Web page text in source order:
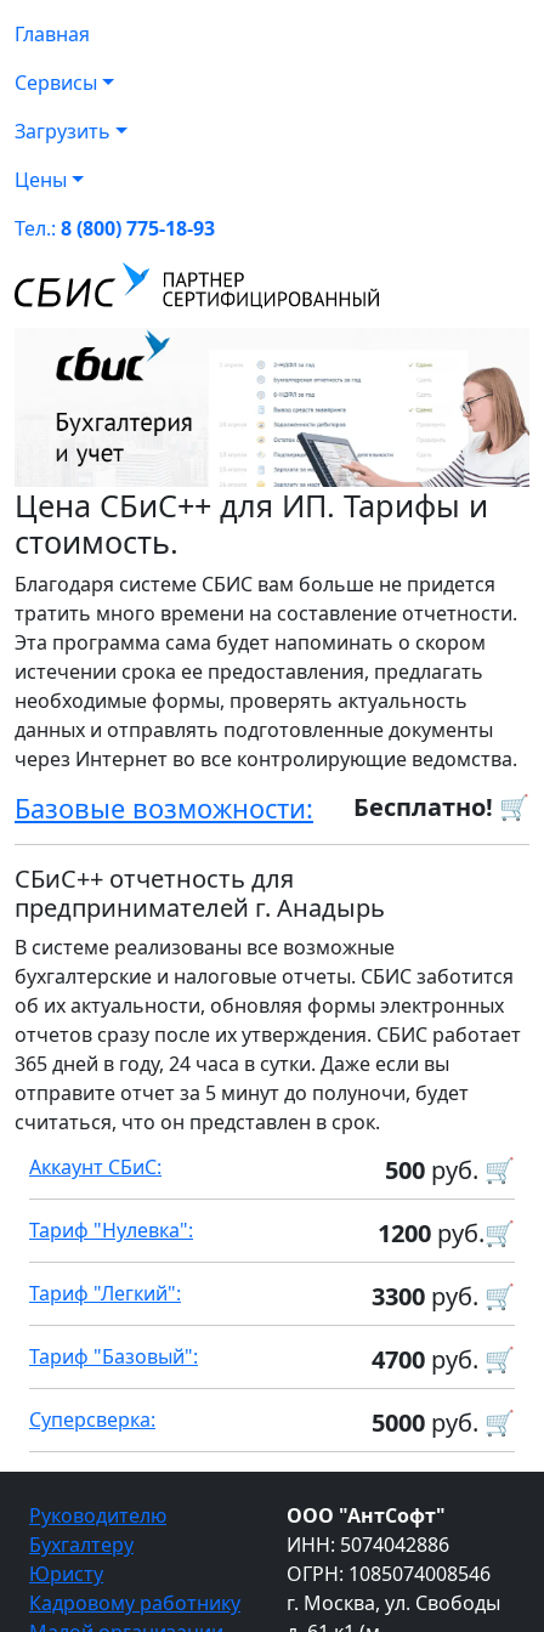
Главная
Сервисы
Загрузить
Цены
Тел.: 8 (800) 775-18-93
Цена СБиС++ для ИП. Тарифы и
стоимость.
Благодаря системе СБИС вам больше не придется
тратить много времени на составление отчетности.
Эта программа сама будет напоминать о скором
истечении срока ее предоставления, предлагать
необходимые формы, проверять актуальность
данных и отправлять подготовленные документы
через Интернет во все контролирующие ведомства.
Бесплатно! 🛒
Базовые возможности:
СБиС++ отчетность для
предпринимателей г. Анадырь
В системе реализованы все возможные
бухгалтерские и налоговые отчеты. СБИС заботится
об их актуальности, обновляя формы электронных
отчетов сразу после их утверждения. СБИС работает
365 дней в году, 24 часа в сутки. Даже если вы
отправите отчет за 5 минут до полуночи, будет
считаться, что он представлен в срок.
500 руб. 🛒
Аккаунт СБиС:
1200 руб.🛒
Тариф "Нулевка":
3300 руб. 🛒
Тариф "Легкий":
4700 руб. 🛒
Тариф "Базовый":
5000 руб. 🛒
Суперсверка:
Руководителю
Бухгалтеру
Юристу
Кадровому работнику
ООО "АнтСофт"
ИНН: 5074042886
ОГРН: 1085074008546
г. Москва, ул. Свободы